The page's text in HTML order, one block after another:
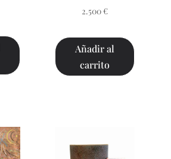
2.500 €
Añadir al
carrito